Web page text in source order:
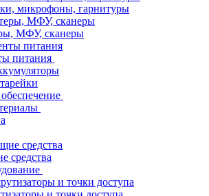
микрофоны, гарнитуры
МФУ, сканеры
питания
средства